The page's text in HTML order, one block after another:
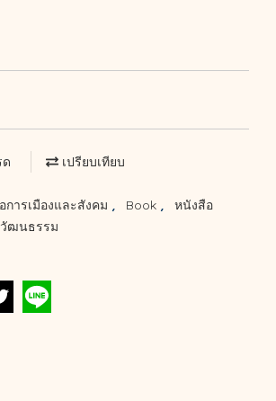
ด เปรียบเทียบ
การเมืองและสังคม , Book ,
หนังสือ
ฒนธรรม